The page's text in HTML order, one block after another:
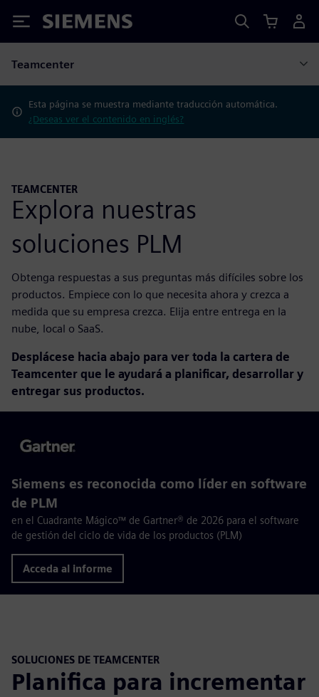
Siemens
Teamcenter
Esta página se muestra mediante traducción automática.
¿Deseas ver el contenido en inglés?
TEAMCENTER
Explora nuestras
soluciones PLM
Obtenga respuestas a sus preguntas más difíciles sobre los
productos. Empiece con lo que necesita ahora y crezca a
medida que su empresa crezca. Elija entre entrega en la
nube, local o SaaS.
Desplácese hacia abajo para ver toda la cartera de
Teamcenter que le ayudará a planificar, desarrollar y
entregar sus productos.
Siemens es reconocida como líder en software
de PLM
en el Cuadrante Mágico™ de Gartner® de 2026 para el software
de gestión del ciclo de vida de los productos (PLM)
Acceda al informe
SOLUCIONES DE TEAMCENTER
Planifica para incrementar